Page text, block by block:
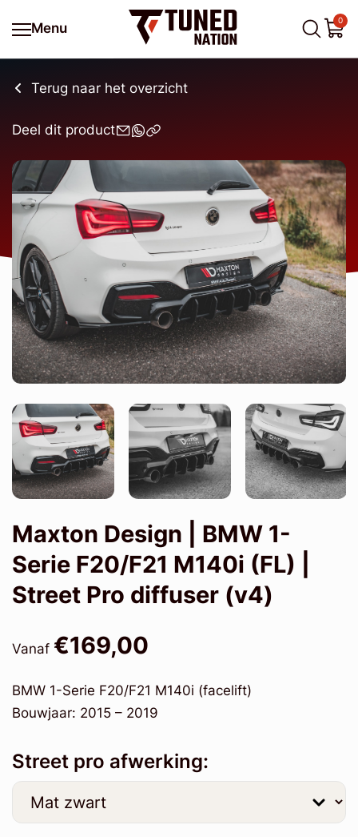
Menu
0
Terug naar het overzicht
Deel dit product
Maxton Design | BMW 1-
Serie F20/F21 M140i (FL) |
Street Pro diffuser (v4)
Vanaf €169,00
BMW 1-Serie F20/F21 M140i (facelift)
Bouwjaar: 2015 – 2019
Street pro afwerking: